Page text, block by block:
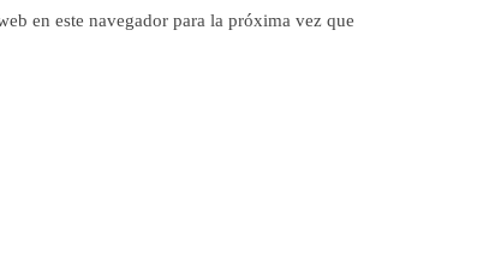
en este navegador para la próxima vez que